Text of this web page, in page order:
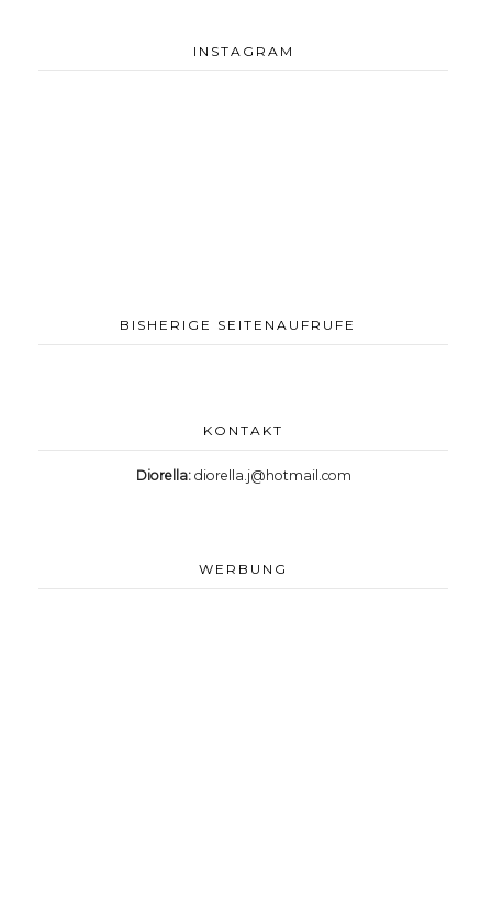
INSTAGRAM
BISHERIGE SEITENAUFRUFE
KONTAKT
Diorella: diorella.j@hotmail.com
WERBUNG